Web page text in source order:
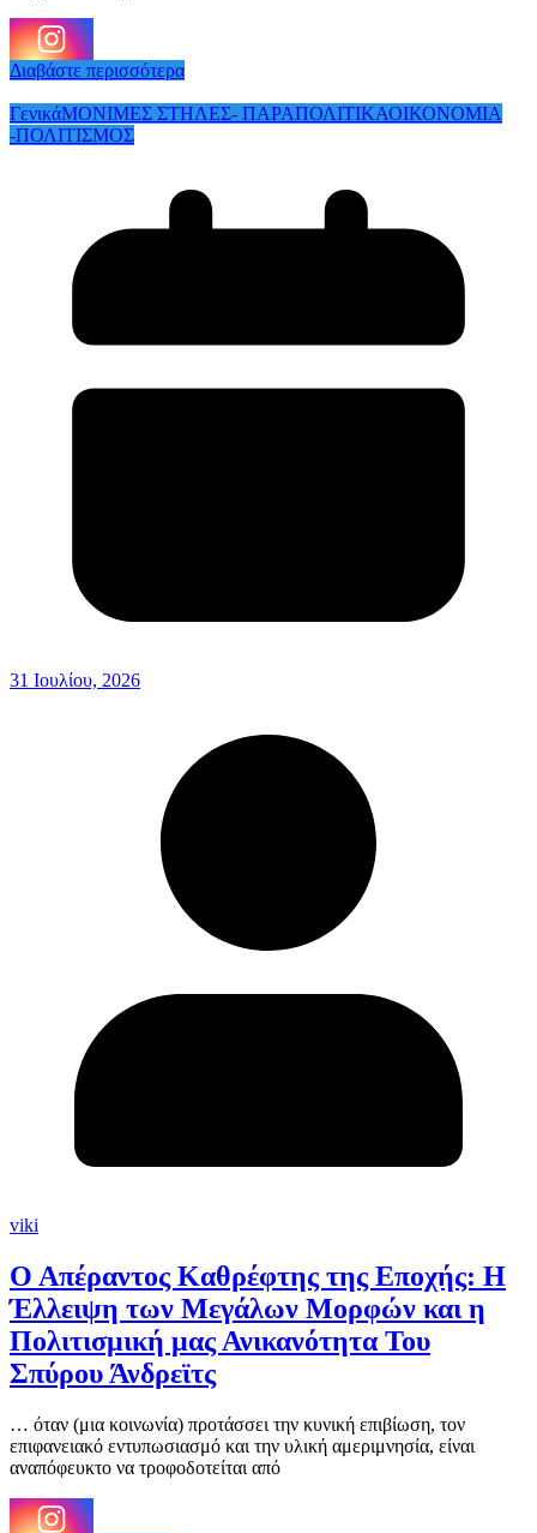
Διαβάστε περισσότερα
ΓενικάΜΟΝΙΜΕΣ ΣΤΗΛΕΣ- ΠΑΡΑΠΟΛΙΤΙΚΑΟΙΚΟΝΟΜΙΑ
-ΠΟΛΙΤΙΣΜΟΣ
31 Ιουλίου, 2026
viki
Ο Απέραντος Καθρέφτης της Εποχής: Η
Έλλειψη των Μεγάλων Μορφών και η
Πολιτισμική μας Ανικανότητα Του
Σπύρου Άνδρεϊτς
… όταν (μια κοινωνία) προτάσσει την κυνική επιβίωση, τον
επιφανειακό εντυπωσιασμό και την υλική αμεριμνησία, είναι
αναπόφευκτο να τροφοδοτείται από